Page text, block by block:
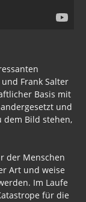
Frank Salter
Basis mit
und
dem Bild stehen,
der Menschen
Art und weise
Im Laufe
für die